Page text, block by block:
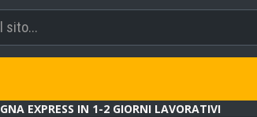
EXPRESS IN 1-2 GIORNI LAVORATIVI